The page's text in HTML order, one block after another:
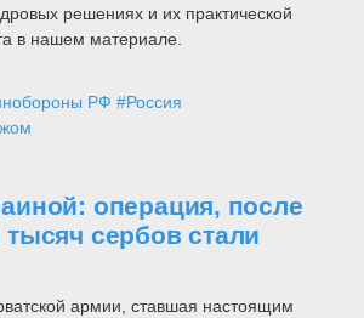
решениях и их практической
в нашем материале.
РФ #Россия
операция, после
тысяч сербов стали
армии, ставшая настоящим